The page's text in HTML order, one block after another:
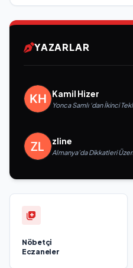
YAZARLAR
Kamil Hizer
Yonca Samlı ‘dan İkinci
zline
Almanya’da Dikkatleri
Nöbetçi
Eczaneler